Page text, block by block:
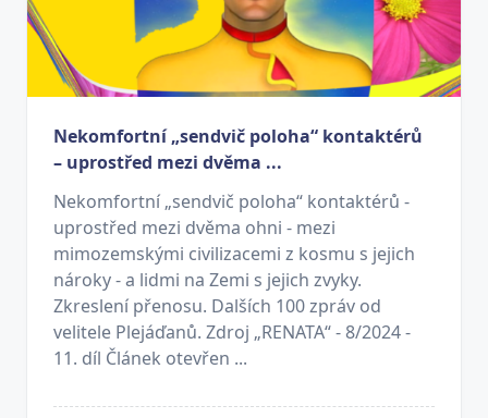
Nekomfortní „sendvič poloha“ kontaktérů
– uprostřed mezi dvěma ...
Nekomfortní „sendvič poloha“ kontaktérů -
uprostřed mezi dvěma ohni - mezi
mimozemskými civilizacemi z kosmu s jejich
nároky - a lidmi na Zemi s jejich zvyky.
Zkreslení přenosu. Dalších 100 zpráv od
velitele Plejáďanů. Zdroj „RENATA“ - 8/2024 -
11. díl Článek otevřen ...